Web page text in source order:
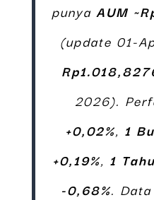
punya AUM
(update 01-
2026).
+0,02%, 1
+0,19%, 1
-0,68%.